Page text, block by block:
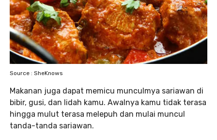
Source : SheKnows
Makanan juga dapat memicu munculmya sariawan di
bibir, gusi, dan lidah kamu. Awalnya kamu tidak terasa
hingga mulut terasa melepuh dan mulai muncul
tanda-tanda sariawan.